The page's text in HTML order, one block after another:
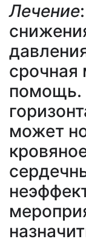
Лечение
срочная
помощь.
может